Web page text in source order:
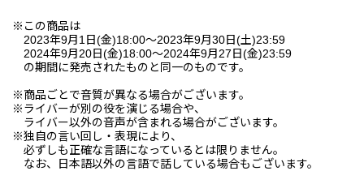
※この商品は
2023年9月1日(金)18:00〜2023年9月30日(土)23:59
2024年9月20日(金)18:00〜2024年9月27日(金)23:59
の期間に発売されたものと同一のものです。
※商品ごとで音質が異なる場合がございます。
※ライバーが別の役を演じる場合や、
ライバー以外の音声が含まれる場合がございます。
※独自の言い回し・表現により、
必ずしも正確な言語になっているとは限りません。
なお、日本語以外の言語で話している場合もございます。